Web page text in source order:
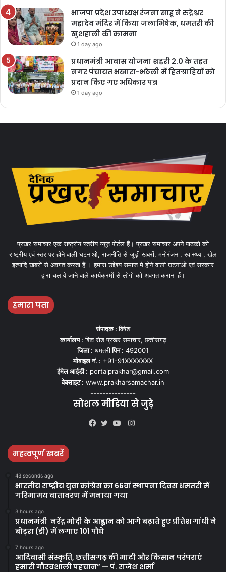
भाजपा प्रदेश उपाध्यक्ष रंजना साहू ने रुद्रेश्वर
महादेव मंदिर में किया जलाभिषेक, धमतरी की
खुशहाली की कामना
1 day ago
प्रधानमंत्री आवास योजना शहरी 2.0 के तहत
नगर पंचायत भखारा-भठेली में हितग्राहियों को
प्रदान किए गए अधिकार पत्र
1 day ago
प्रखर समाचार एक राष्ट्रीय स्तरीय न्यूज़ पोर्टल हैं। प्रखर समाचार अपने पाठको को
राष्ट्रीय एवं स्तर पर होने वाली घटनाओ, राजनीति से जुड़ी खबरों, मनोरंजन , स्वास्थ्य , खेल
इत्यादि खबरों से अवगत करता हैं । हमारा उद्देश्य समाज मे होने वाली घटनाओ एवं सरकार
द्वारा चलाये जाने वाले कार्यक्रमों से लोगो को अवगत कराना हैं।
हमारा पता
संपादक :विषेश
कार्यालय : शिव रोड प्रखर समाचार, छत्तीसगढ़
जिला : धमतरीपिन : 492001
मोबाइल नं. : +91-91XXXXXXX
ईमेल आईडी : portalprakhar@gmail.com
वेबसाइट : www.prakharsamachar.in
---------------
सोशल मीडिया से जुड़े
Instagram
महत्वपूर्ण खबरें
43 seconds ago
भारतीय राष्ट्रीय युवा कांग्रेस का 66वां स्थापना दिवस धमतरी में
गरिमामय वातावरण में मनाया गया
3 hours ago
प्रधानमंत्री नरेंद्र मोदी के आह्वान को आगे बढ़ाते हुए प्रीतेश गांधी ने
बोड़रा (डी) में लगाए 101 पौधे
7 hours ago
आदिवासी संस्कृति, छत्तीसगढ़ की माटी और किसान परंपराएं
हमारी गौरवशाली पहचान” — पं. राजेश शर्मा